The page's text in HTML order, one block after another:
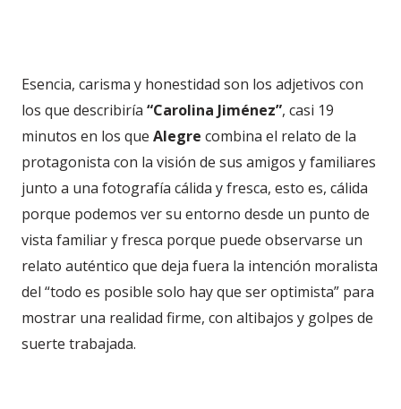
Esencia, carisma y honestidad son los adjetivos con
los que describiría “Carolina Jiménez”, casi 19
minutos en los que Alegre combina el relato de la
protagonista con la visión de sus amigos y familiares
junto a una fotografía cálida y fresca, esto es, cálida
porque podemos ver su entorno desde un punto de
vista familiar y fresca porque puede observarse un
relato auténtico que deja fuera la intención moralista
del “todo es posible solo hay que ser optimista” para
mostrar una realidad firme, con altibajos y golpes de
suerte trabajada.